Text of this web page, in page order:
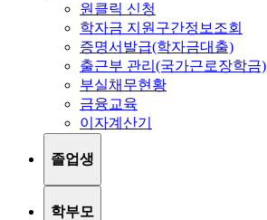
원클릭 신청
학자금 지원구간정보조회
증명서발급(학자금대출)
출근부 관리(국가근로장학금)
부실채무현황
금융교육
이자계산기
졸업생
학부모